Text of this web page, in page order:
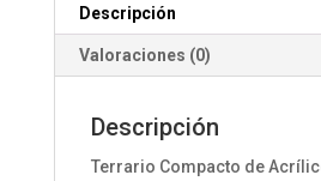
Descripción
Valoraciones (0)
Descripción
Terrario Compacto de